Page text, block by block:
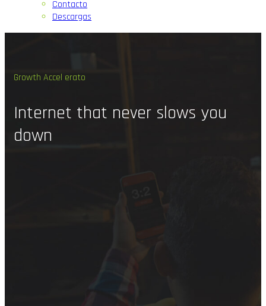
Contacto
Descargas
Growth Accel erato
Internet that never slows you
down